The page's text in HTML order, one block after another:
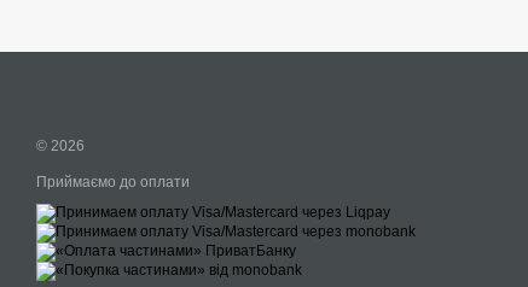
© 2026
Приймаємо до оплати